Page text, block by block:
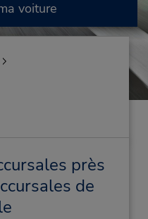
voiture
près
de